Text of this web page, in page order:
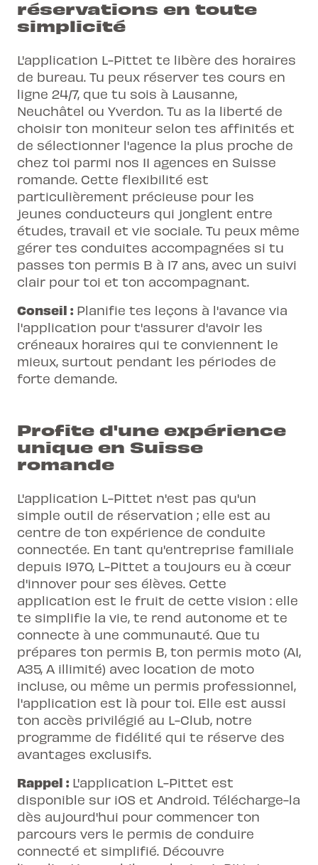
réservations en toute
simplicité
L'application L-Pittet te libère des horaires
de bureau. Tu peux réserver tes cours en
ligne 24/7, que tu sois à Lausanne,
Neuchâtel ou Yverdon. Tu as la liberté de
choisir ton moniteur selon tes affinités et
de sélectionner l'agence la plus proche de
chez toi parmi nos 11 agences en Suisse
romande. Cette flexibilité est
particulièrement précieuse pour les
jeunes conducteurs qui jonglent entre
études, travail et vie sociale. Tu peux même
gérer tes conduites accompagnées si tu
passes ton permis B à 17 ans, avec un suivi
clair pour toi et ton accompagnant.
Conseil : Planifie tes leçons à l'avance via
l'application pour t'assurer d'avoir les
créneaux horaires qui te conviennent le
mieux, surtout pendant les périodes de
forte demande.
Profite d'une expérience
unique en Suisse
romande
L'application L-Pittet n'est pas qu'un
simple outil de réservation ; elle est au
centre de ton expérience de conduite
connectée. En tant qu'entreprise familiale
depuis 1970, L-Pittet a toujours eu à cœur
d'innover pour ses élèves. Cette
application est le fruit de cette vision : elle
te simplifie la vie, te rend autonome et te
connecte à une communauté. Que tu
prépares ton permis B, ton permis moto (A1,
A35, A illimité) avec location de moto
incluse, ou même un permis professionnel,
l'application est là pour toi. Elle est aussi
ton accès privilégié au L-Club, notre
programme de fidélité qui te réserve des
avantages exclusifs.
Rappel : L'application L-Pittet est
disponible sur iOS et Android. Télécharge-la
dès aujourd'hui pour commencer ton
parcours vers le permis de conduire
connecté et simplifié. Découvre